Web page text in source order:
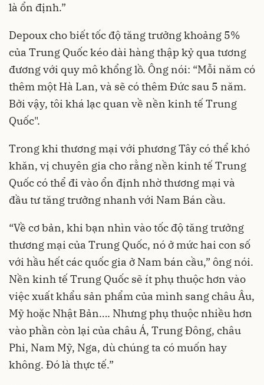
là ổn định.”
Depoux cho biết tốc độ tăng trưởng khoảng 5%
của Trung Quốc kéo dài hàng thập kỷ qua tương
đương với quy mô khổng lồ. Ông nói: “Mỗi năm có
thêm một Hà Lan, và sẽ có thêm Đức sau 5 năm.
Bởi vậy, tôi khá lạc quan về nền kinh tế Trung
Quốc".
Trong khi thương mại với phương Tây có thể khó
khăn, vị chuyên gia cho rằng nền kinh tế Trung
Quốc có thể đi vào ổn định nhờ thương mại và
đầu tư tăng trưởng nhanh với Nam Bán cầu.
“Về cơ bản, khi bạn nhìn vào tốc độ tăng trưởng
thương mại của Trung Quốc, nó ở mức hai con số
với hầu hết các quốc gia ở Nam bán cầu,” ông nói.
Nền kinh tế Trung Quốc sẽ ít phụ thuộc hơn vào
việc xuất khẩu sản phẩm của mình sang châu Âu,
Mỹ hoặc Nhật Bản…. Nhưng phụ thuộc nhiều hơn
vào phần còn lại của châu Á, Trung Đông, châu
Phi, Nam Mỹ, Nga, dù chúng ta có muốn hay
không. Đó là thực tế.”